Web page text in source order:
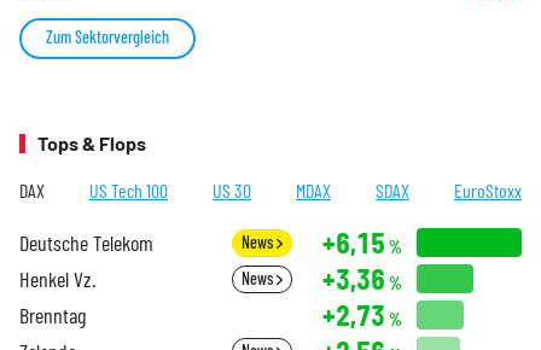
Zum Sektorvergleich
Tops & Flops
DAX US Tech 100 US 30 MDAX SDAX EuroStoxx
Deutsche Telekom News +6,15 %
Henkel Vz. News +3,36 %
Brenntag +2,73 %